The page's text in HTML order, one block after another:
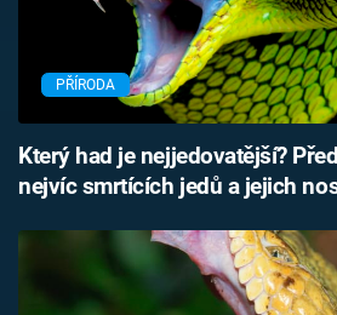
PŘÍRODA
Který had je nejjedovatější?
nejvíc smrtících jedů a jejich